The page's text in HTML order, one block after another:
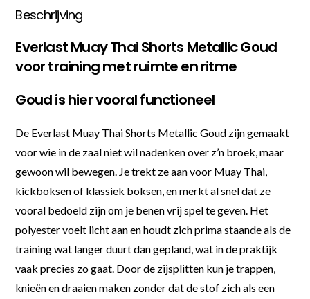
Beschrijving
Everlast Muay Thai Shorts Metallic Goud
voor training met ruimte en ritme
Goud is hier vooral functioneel
De Everlast Muay Thai Shorts Metallic Goud zijn gemaakt
voor wie in de zaal niet wil nadenken over z’n broek, maar
gewoon wil bewegen. Je trekt ze aan voor Muay Thai,
kickboksen of klassiek boksen, en merkt al snel dat ze
vooral bedoeld zijn om je benen vrij spel te geven. Het
polyester voelt licht aan en houdt zich prima staande als de
training wat langer duurt dan gepland, wat in de praktijk
vaak precies zo gaat. Door de zijsplitten kun je trappen,
knieën en draaien maken zonder dat de stof zich als een